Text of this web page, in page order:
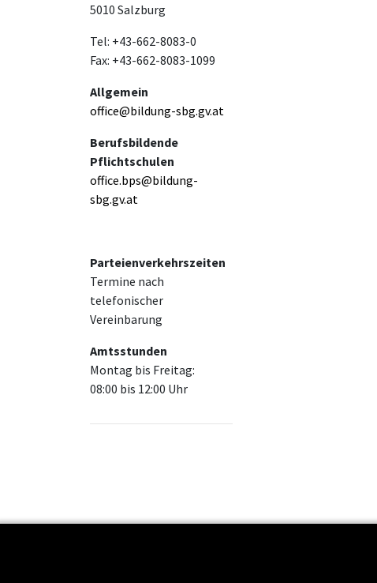
5010 Salzburg
Tel: +43-662-8083-0
Fax: +43-662-8083-1099
Allgemein
office@bildung-sbg.gv.at
Berufsbildende
Pflichtschulen
office.bps@bildung-
sbg.gv.at
Parteienverkehrszeiten
Termine nach
telefonischer
Vereinbarung
Amtsstunden
Montag bis Freitag:
08:00 bis 12:00 Uhr